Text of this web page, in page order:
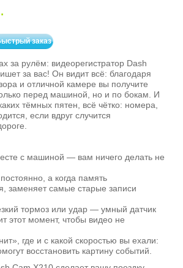
заказ
за рулём: видеорегистратор Dash
за вас! Он видит всё: благодаря
и отличной камере вы получите
перед машиной, но и по бокам. И
тёмных пятен, всё чётко: номера,
если вдруг случится
с машиной — вам ничего делать не
а когда память
заменяет самые старые записи
тормоз или удар — умный датчик
этот момент, чтобы видео не
где и с какой скоростью вы ехали:
восстановить картину событий.